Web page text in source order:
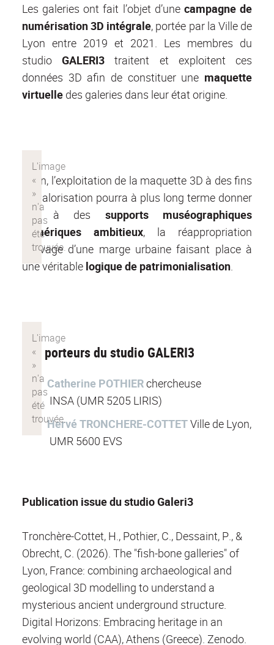
Les galeries ont fait l’objet d’une campagne de
numérisation 3D intégrale, portée par la Ville de
Lyon entre 2019 et 2021. Les membres du
studioGALERI3 traitent et exploitent ces
données 3D afin de constituer une maquette
virtuelle des galeries dans leur état origine.
Enfin, l’exploitation de la maquette 3D à des fins
de valorisation pourra à plus long terme donner
lieu à des supports muséographiques
numériques ambitieux, la réappropriation
sauvage d’une marge urbaine faisant place à
une véritable logique de patrimonialisation
Les porteurs du studio GALERI3
Catherine POTHIERchercheuse
INSA (UMR 5205 LIRIS)
Hervé TRONCHERE-COTTETVille de Lyon,
UMR 5600 EVS
Publication issue du studio Galeri3
Tronchère-Cottet, H., Pothier, C., Dessaint, P., &
Obrecht, C. (2026). The "fish-bone galleries" of
Lyon, France: combining archaeological and
geological 3D modelling to understand a
mysterious ancient underground structure.
Digital Horizons: Embracing heritage in an
evolving world (CAA), Athens (Greece). Zenodo.